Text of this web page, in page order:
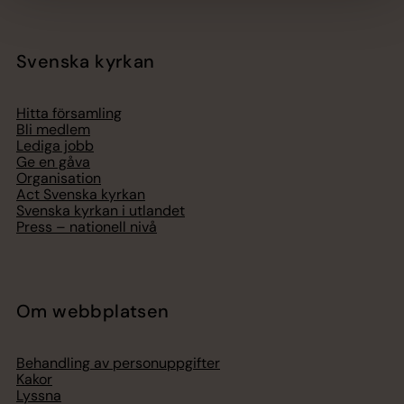
Svenska kyrkan
Hitta församling
Bli medlem
Lediga jobb
Ge en gåva
Organisation
Act Svenska kyrkan
Svenska kyrkan i utlandet
Press – nationell nivå
Om webbplatsen
Behandling av personuppgifter
Kakor
Lyssna